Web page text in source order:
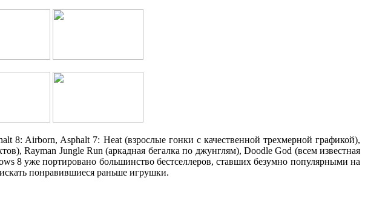
8: Airborn, Asphalt 7: Heat (взрослые гонки с качественной трехмерной графикой),
Rayman Jungle Run (аркадная бегалка по джунглям), Doodle God (всем известная
8 уже портировано большинство бестселлеров, ставших безумно популярными на
понравившиеся раньше игрушки.